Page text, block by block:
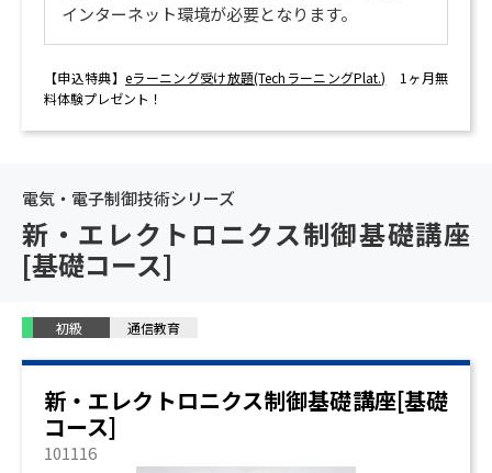
インターネット環境が必要となります。
【申込特典】 eラーニング受け放題(TechラーニングPlat.) 1ヶ月無
料体験プレゼント！
電気・電子制御技術シリーズ
新・エレクトロニクス制御基礎講座
[基礎コース]
初級 通信教育
新・エレクトロニクス制御基礎講座[基礎
コース]
101116